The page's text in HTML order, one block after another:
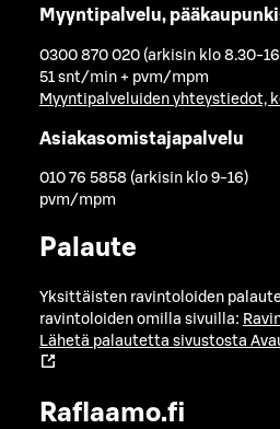
Myyntipalvelu,
0300 870 020 (arkisin klo 8.30-
51 snt/min + pvm/mpm
Myyntipalveluiden yhteystiedot,
Asiakasomistajapalvelu
010 76 5858 (arkisin klo 9-16)
pvm/mpm
Palaute
Yksittäisten ravintoloiden
ravintoloiden omilla sivuilla:
Lähetä palautetta sivustosta
Raflaamo.fi